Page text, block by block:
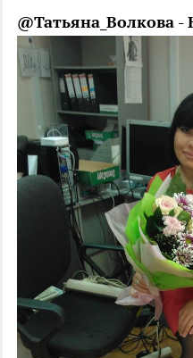
@Татьяна_Волкова -